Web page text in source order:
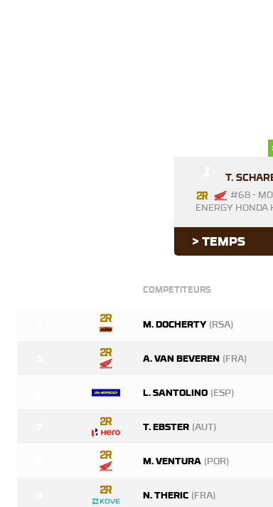
T.
#68 -
ENERGY HONDA
> TEMPS
COMPETITEURS
M. DOCHERTY (RSA)
A. VAN BEVEREN (FRA)
L. SANTOLINO (ESP)
T. EBSTER (AUT)
M. VENTURA (POR)
N. THERIC (FRA)